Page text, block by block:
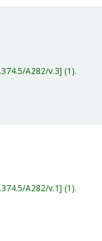
A282/v.3 (1).
A282/v.1 (1).